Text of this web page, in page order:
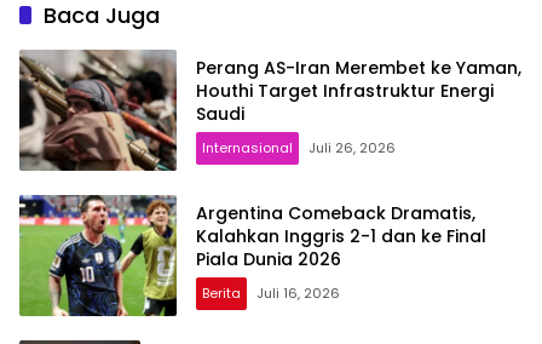
Baca Juga
Perang AS-Iran Merembet ke Yaman,
Houthi Target Infrastruktur Energi
Saudi
Internasional Juli 26, 2026
Argentina Comeback Dramatis,
Kalahkan Inggris 2-1 dan ke Final
Piala Dunia 2026
Berita Juli 16, 2026